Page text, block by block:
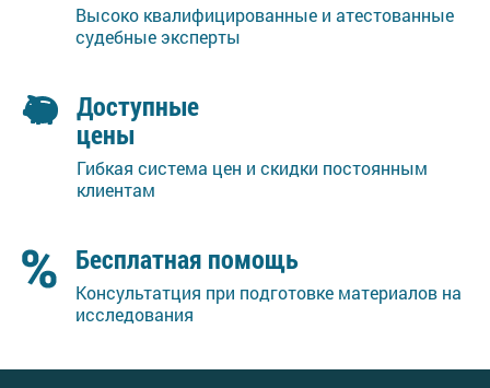
Высоко квалифицированные и атестованные
судебные эксперты
Доступные
цены
Гибкая система цен и скидки постоянным
клиентам
Бесплатная помощь
Консультатция при подготовке материалов на
исследования